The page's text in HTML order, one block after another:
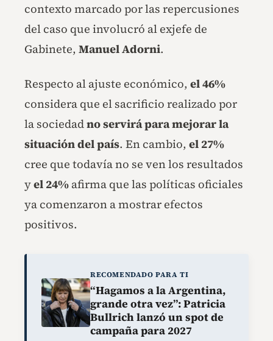
contexto marcado por las repercusiones
del caso que involucró al exjefe de
Gabinete, Manuel Adorni.
Respecto al ajuste económico, el 46%
considera que el sacrificio realizado por
la sociedadno servirá para mejorar la
situación del país. En cambio, el 27%
cree que todavía no se ven los resultados
yel 24% afirma que las políticas oficiales
ya comenzaron a mostrar efectos
positivos.
RECOMENDADO PARA TI
“Hagamos a la Argentina,
grande otra vez”: Patricia
Bullrich lanzó un spot de
campaña para 2027